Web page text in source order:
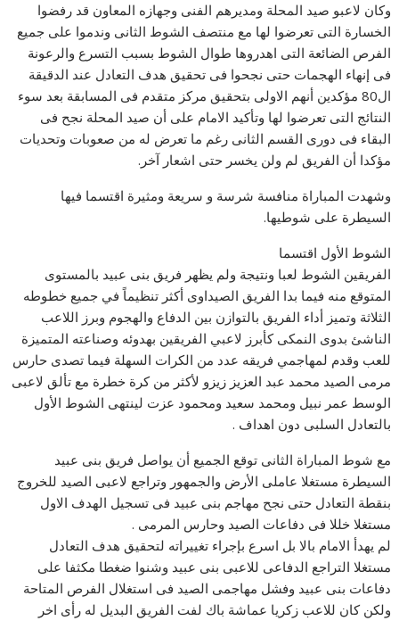
وكان لاعبو صيد المحلة ومديرهم الفنى وجهازه المعاون قد رفضوا
الخسارة التى تعرضوا لها مع منتصف الشوط الثانى وندموا على جميع
الفرص الضائعة التى اهدروها طوال الشوط بسبب التسرع والرعونة
فى إنهاء الهجمات حتى نجحوا فى تحقيق هدف التعادل عند الدقيقة
ال80 مؤكدين أنهم الاولى بتحقيق مركز متقدم فى المسابقة بعد سوء
النتائج التى تعرضوا لها وتأكيد الامام على أن صيد المحلة نجح فى
البقاء فى دورى القسم الثانى رغم ما تعرض له من صعوبات وتحديات
مؤكدا أن الفريق لم ولن يخسر حتى اشعار آخر.
وشهدت المباراة منافسة شرسة و سريعة ومثيرة اقتسما فيها
السيطرة على شوطيها.
الشوط الأول اقتسما
الفريقين الشوط لعبا ونتيجة ولم يظهر فريق بنى عبيد بالمستوى
المتوقع منه فيما بدا الفريق الصيداوى أكثر تنظيماً في جميع خطوطه
الثلاثة وتميز أداء الفريق بالتوازن بين الدفاع والهجوم وبرز اللاعب
الناشئ بدوى النمكى كأبرز لاعبي الفريقين بهدوئه وصناعته المتميزة
للعب وقدم لمهاجمي فريقه عدد من الكرات السهلة فيما تصدى حارس
مرمى الصيد محمد عبد العزيز زيزو لأكثر من كرة خطرة مع تألق لاعبى
الوسط عمر نبيل ومحمد سعيد ومحمود عزت لينتهى الشوط الأول
بالتعادل السلبى دون اهداف .
مع شوط المباراة الثانى توقع الجميع أن يواصل فريق بنى عبيد
السيطرة مستغلا عاملى الأرض والجمهور وتراجع لاعبى الصيد للخروج
بنقطة التعادل حتى نجح مهاجم بنى عبيد فى تسجيل الهدف الاول
مستغلا خللا فى دفاعات الصيد وحارس المرمى .
لم يهدأ الامام بالا بل اسرع بإجراء تغييراته لتحقيق هدف التعادل
مستغلا التراجع الدفاعى للاعبى بنى عبيد وشنوا ضغطا مكثفا على
دفاعات بنى عبيد وفشل مهاجمى الصيد فى استغلال الفرص المتاحة
ولكن كان للاعب زكريا عماشة باك لفت الفريق البديل له رأى اخر